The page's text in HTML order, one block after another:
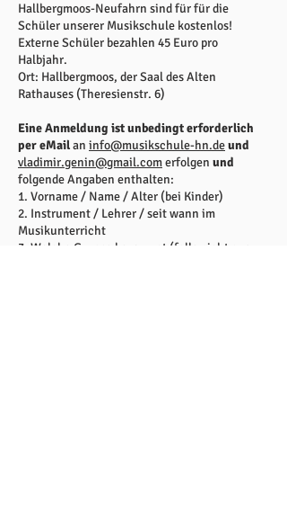
Hallbergmoos-Neufahrn sind für für die
Schüler unserer Musikschule kostenlos!
Externe Schüler bezahlen 45 Euro pro
Halbjahr.
Ort: Hallbergmoos, der Saal des Alten
Rathauses (Theresienstr. 6)
Eine Anmeldung ist unbedingt erforderlich
per eMailan info@musikschule-hn.deund
vladimir.genin@gmail.comerfolgen und
folgende Angaben enthalten:
1. Vorname / Name / Alter (bei Kinder)
2. Instrument / Lehrer / seit wann im
Musikunterricht
3. Welche Gruppe bevorzugt (falls nicht aus